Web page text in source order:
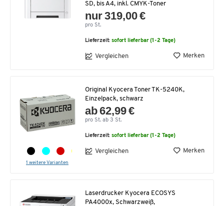
SD, bis A4, inkl. CMYK-Toner
nur 319,00 €
pro St.
Lieferzeit:sofort lieferbar (1-2 Tage)
Vergleichen Merken
1 weitere Varianten
Original Kyocera Toner TK-5240K,
Einzelpack, schwarz
ab 62,99 €
pro St. ab 3 St.
Lieferzeit:sofort lieferbar (1-2 Tage)
Vergleichen Merken
Laserdrucker Kyocera ECOSYS
PA4000x, Schwarzweiß,